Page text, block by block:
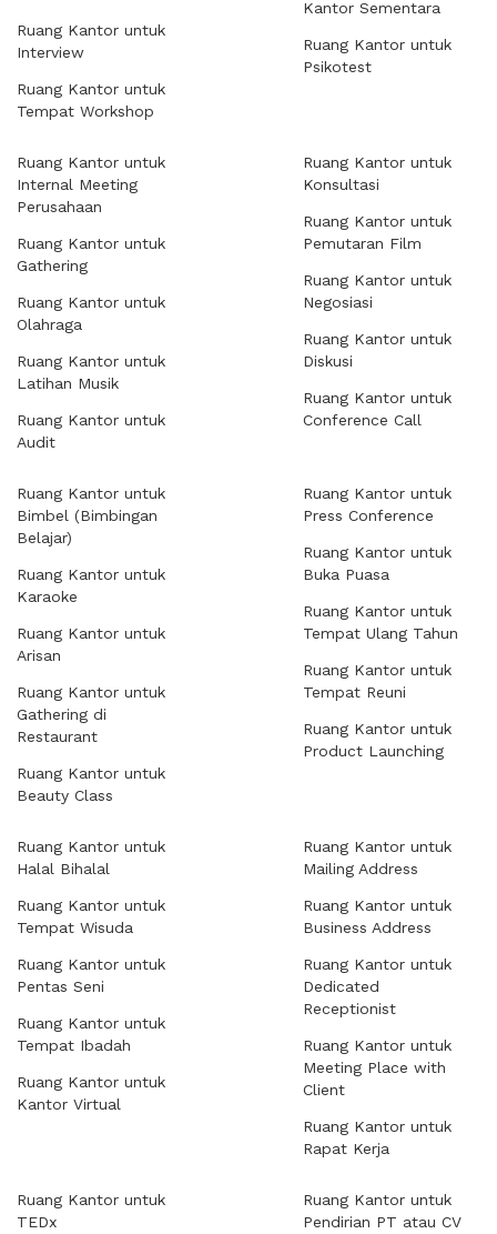
Ruang Kantor untuk
Interview
Ruang Kantor untuk
Tempat Workshop
Kantor Sementara
Ruang Kantor untuk
Psikotest
Ruang Kantor untuk
Internal Meeting
Perusahaan
Ruang Kantor untuk
Gathering
Ruang Kantor untuk
Olahraga
Ruang Kantor untuk
Latihan Musik
Ruang Kantor untuk
Audit
Ruang Kantor untuk
Konsultasi
Ruang Kantor untuk
Pemutaran Film
Ruang Kantor untuk
Negosiasi
Ruang Kantor untuk
Diskusi
Ruang Kantor untuk
Conference Call
Ruang Kantor untuk
Bimbel (Bimbingan
Belajar)
Ruang Kantor untuk
Karaoke
Ruang Kantor untuk
Arisan
Ruang Kantor untuk
Gathering di
Restaurant
Ruang Kantor untuk
Beauty Class
Ruang Kantor untuk
Press Conference
Ruang Kantor untuk
Buka Puasa
Ruang Kantor untuk
Tempat Ulang Tahun
Ruang Kantor untuk
Tempat Reuni
Ruang Kantor untuk
Product Launching
Ruang Kantor untuk
Halal Bihalal
Ruang Kantor untuk
Tempat Wisuda
Ruang Kantor untuk
Pentas Seni
Ruang Kantor untuk
Tempat Ibadah
Ruang Kantor untuk
Kantor Virtual
Ruang Kantor untuk
Mailing Address
Ruang Kantor untuk
Business Address
Ruang Kantor untuk
Dedicated
Receptionist
Ruang Kantor untuk
Meeting Place with
Client
Ruang Kantor untuk
Rapat Kerja
Ruang Kantor untuk
TEDx
Ruang Kantor untuk
Pendirian PT atau CV